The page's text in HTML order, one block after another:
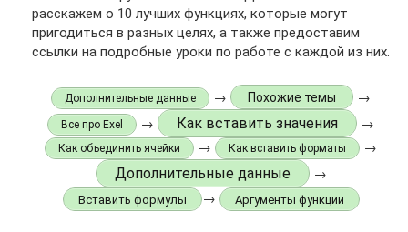
расскажем о 10 лучших функциях, которые могут
пригодиться в разных целях, а также предоставим
ссылки на подробные уроки по работе с каждой из них.
Дополнительные данные → Похожие темы →
Все про Exel → Как вставить значения →
Как объединить ячейки → Как вставить форматы →
Дополнительные данные →
Вставить формулы → Аргументы функции